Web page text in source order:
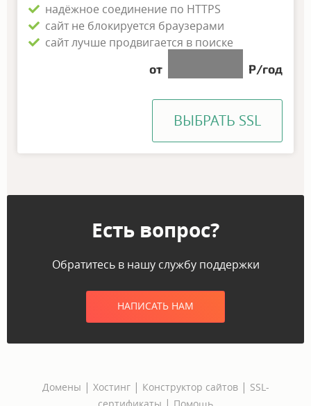
надёжное соединение по HTTPS
сайт не блокируется браузерами
сайт лучше продвигается в поиске
от Р/год
ВЫБРАТЬ SSL
Есть вопрос?
Обратитесь в нашу службу поддержки
НАПИСАТЬ НАМ
Домены | Хостинг | Конструктор сайтов | SSL-